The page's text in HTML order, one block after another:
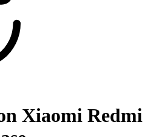
Xiaomi Redmi